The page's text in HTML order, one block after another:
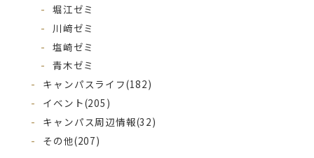
堀江ゼミ
川﨑ゼミ
塩崎ゼミ
青木ゼミ
キャンパスライフ(182)
イベント(205)
キャンパス周辺情報(32)
その他(207)